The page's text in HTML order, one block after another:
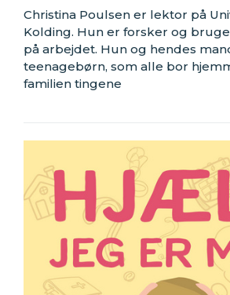
Christina Poulsen er lektor på
Kolding. Hun er forsker og
på arbejdet. Hun og hendes
teenagebørn, som alle bor
familien tingene